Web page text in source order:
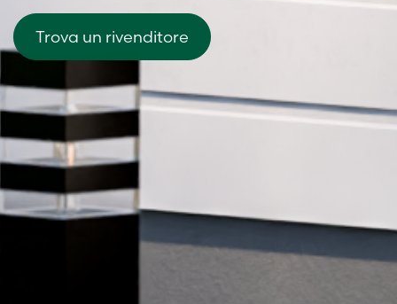
Trova un rivenditore